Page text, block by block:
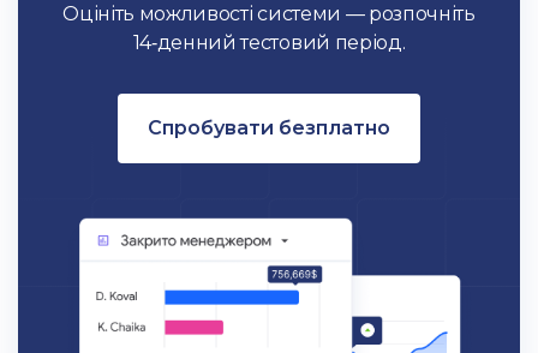
Оцініть можливості системи — розпочніть
14‑денний тестовий період.
Спробувати безплатно